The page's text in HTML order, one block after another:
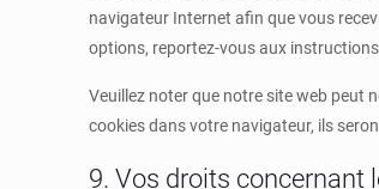
navigateur Internet afin que vous
options, reportez-vous aux
Veuillez noter que notre site web peut
cookies dans votre navigateur, ils
9. Vos droits concernant